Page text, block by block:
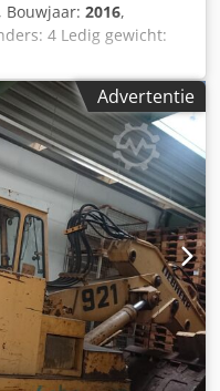
, Bouwjaar: 2016,
4 Ledig gewicht:
ja
deel 1 en 2
03.03.2025
C4,4 Aantal
0,53 m³
8,28 m
37 km/u Banden:
Driedelig hefboom
snelkoppeling
Plaat egaliseerblad
Crsdpfxozrv Urj
2550 Hoogte:
handrem
van de cabine.
Advertentie